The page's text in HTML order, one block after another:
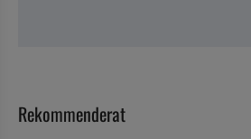
Rekommenderat